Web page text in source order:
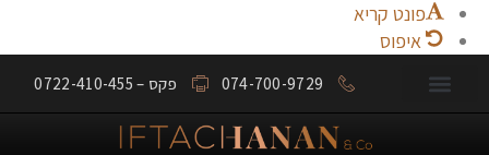
פונט קריא
איפוס
074-700-9729 פקס – 0722-410-455